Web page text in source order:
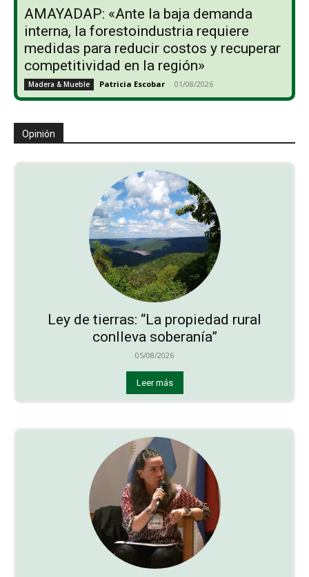
AMAYADAP: «Ante la baja demanda
interna, la forestoindustria requiere
medidas para reducir costos y recuperar
competitividad en la región»
Madera & Mueble Patricia Escobar - 01/08/2026
Opinión
Ley de tierras: “La propiedad rural
conlleva soberanía”
05/08/2026
Leer más